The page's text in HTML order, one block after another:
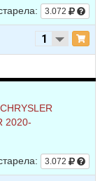
HYBRID -
HYBRID -
GAS
3.072
2020-
3.072